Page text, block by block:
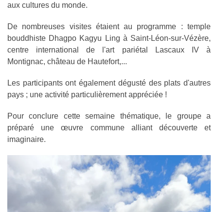
aux cultures du monde.
De nombreuses visites étaient au programme : temple
bouddhiste Dhagpo Kagyu Ling à Saint-Léon-sur-Vézère,
centre international de l'art pariétal Lascaux IV à
Montignac, château de Hautefort,...
Les participants ont également dégusté des plats d'autres
pays ; une activité particulièrement appréciée !
Pour conclure cette semaine thématique, le groupe a
préparé une œuvre commune alliant découverte et
imaginaire.